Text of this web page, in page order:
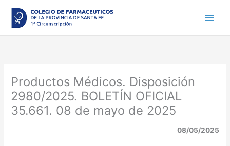
contenido
Productos Médicos. Disposición
2980/2025. BOLETÍN OFICIAL
35.661. 08 de mayo de 2025
08/05/2025